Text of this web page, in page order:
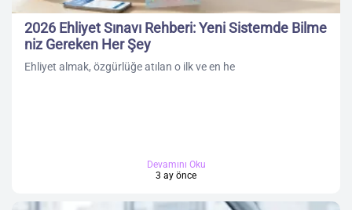
2026 Ehliyet Sınavı Rehberi: Yeni Sistemde Bilme
niz Gereken Her Şey
Ehliyet almak, özgürlüğe atılan o ilk ve en he
Devamını Oku
3 ay önce